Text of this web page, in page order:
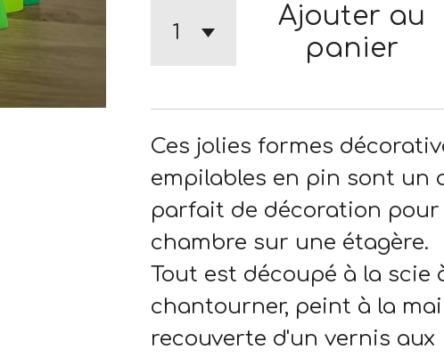
Ajouter au
panier
Ces jolies formes
empilables en pin sont un
parfait de décoration pour
chambre sur une étagère.
Tout est découpé à la scie
chantourner, peint à la
recouverte d'un vernis aux